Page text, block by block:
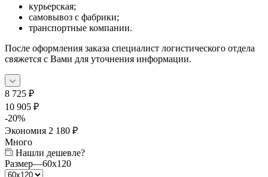
курьерская;
самовывоз с фабрики;
транспортные компании.
После оформления заказа специалист логистического отдела
свяжется с Вами для уточнения информации.
8 725 ₽
10 905 ₽
-20%
Экономия 2 180 ₽
Много
Нашли дешевле?
Размер—60x120